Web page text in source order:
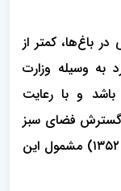
باغ‌ها، کمتر از
به وسیله وزارت
و با رعایت
حفظ و گسترش فضای سبز
و جلوگیری از قطع بی‌رویه درخت (مصوب ۱۳۵۲) مشمول این